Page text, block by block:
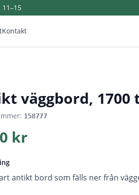
Kontakt
väggbord, 1700
158777
kr
antikt bord som fälls ner från